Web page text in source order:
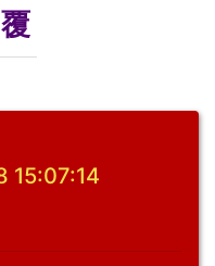
15:07:14